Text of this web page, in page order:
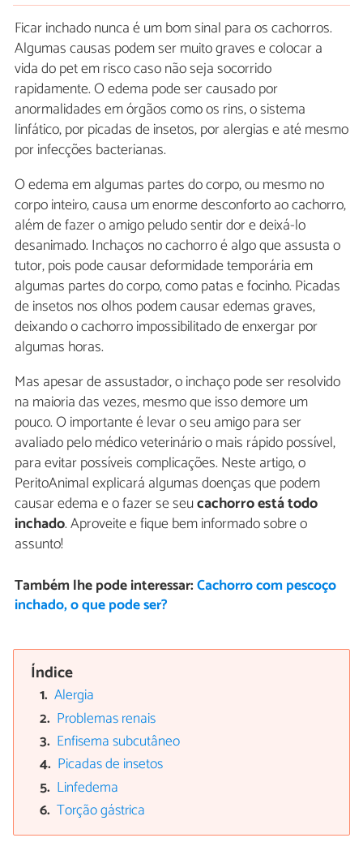
Ficar inchado nunca é um bom sinal para os cachorros.
Algumas causas podem ser muito graves e colocar a
vida do pet em risco caso não seja socorrido
rapidamente. O edema pode ser causado por
anormalidades em órgãos como os rins, o sistema
linfático, por picadas de insetos, por alergias e até mesmo
por infecções bacterianas.
O edema em algumas partes do corpo, ou mesmo no
corpo inteiro, causa um enorme desconforto ao cachorro,
além de fazer o amigo peludo sentir dor e deixá-lo
desanimado. Inchaços no cachorro é algo que assusta o
tutor, pois pode causar deformidade temporária em
algumas partes do corpo, como patas e focinho. Picadas
de insetos nos olhos podem causar edemas graves,
deixando o cachorro impossibilitado de enxergar por
algumas horas.
Mas apesar de assustador, o inchaço pode ser resolvido
na maioria das vezes, mesmo que isso demore um
pouco. O importante é levar o seu amigo para ser
avaliado pelo médico veterinário o mais rápido possível,
para evitar possíveis complicações. Neste artigo, o
PeritoAnimal explicará algumas doenças que podem
causar edema e o fazer se seucachorro está todo
inchado. Aproveite e fique bem informado sobre o
assunto!
Também lhe pode interessar:Cachorro com pescoço
inchado, o que pode ser?
Índice
Alergia
Problemas renais
Enfisema subcutâneo
Picadas de insetos
Linfedema
Torção gástrica